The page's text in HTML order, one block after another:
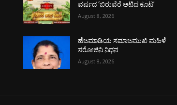
ವರ್ಷದ ‘ಬಿರುವೆರೆ ಆಟಿದ ಕೂಟ’
August 8, 2026
ಹೆಜಮಾಡಿಯ ಸಮಾಜಮುಖಿ ಮಹಿಳೆ
ಸರೋಜಿನಿ ನಿಧನ
August 8, 2026